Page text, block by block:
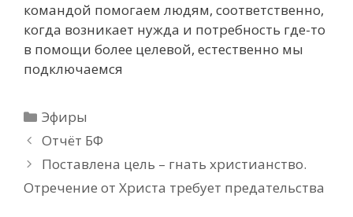
командой помогаем людям, соответственно,
когда возникает нужда и потребность где-то
в помощи более целевой, естественно мы
подключаемся
Рубрики
Эфиры
Отчёт БФ
Поставлена цель – гнать христианство.
Отречение от Христа требует предательства